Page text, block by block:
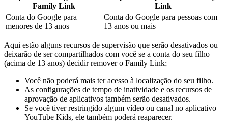
Family Link
Link
Conta do Google para
menores de 13 anos
Conta do Google para pessoas com
13 anos ou mais
Aqui estão alguns recursos de supervisão que serão desativados ou
deixarão de ser compartilhados com você se a conta do seu filho
(acima de 13 anos) decidir remover o Family Link;
Você não poderá mais ter acesso à localização do seu filho.
As configurações de tempo de inatividade e os recursos de
aprovação de aplicativos também serão desativados.
Se você tiver restringido algum vídeo ou canal no aplicativo
YouTube Kids, ele também poderá reaparecer.